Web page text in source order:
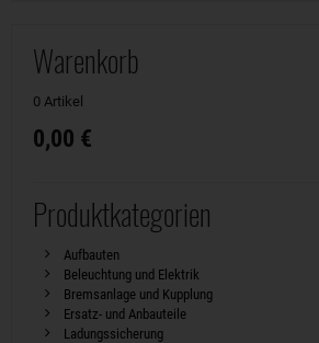
Warenkorb
0 Artikel
0,00 €
Produktkategorien
Aufbauten
Beleuchtung und Elektrik
Bremsanlage und Kupplung
Ersatz- und Anbauteile
Ladungssicherung